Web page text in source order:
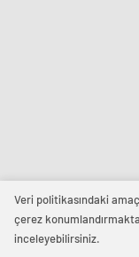
Veri politikasındaki
çerez
inceleyebilirsiniz.